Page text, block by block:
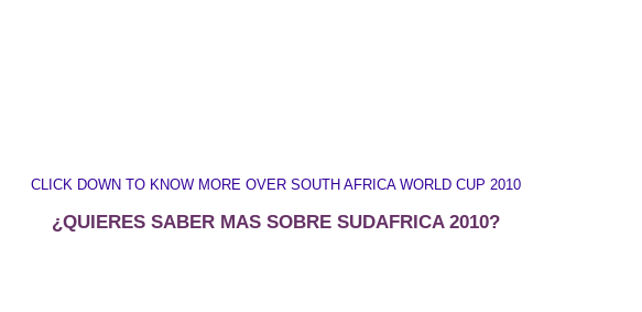
CLICK DOWN TO KNOW MORE OVER SOUTH AFRICA WORLD CUP 2010
¿QUIERES SABER MAS SOBRE SUDAFRICA 2010?